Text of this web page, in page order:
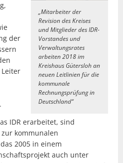
„Mitarbeiter der
Revision des Kreises
und Mitglieder des IDR-
Vorstandes und
Verwaltungsrates
arbeiten 2018 im
Kreishaus Gütersloh an
neuen Leitlinien für die
kommunale
Rechnungsprüfung in
Deutschland“
der
IDR erarbeitet, sind
kommunalen
2005 in einem
auch unter